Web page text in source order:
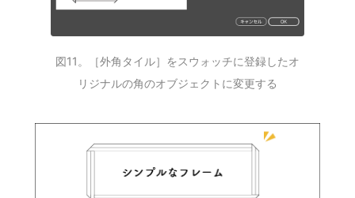
図11。［外角タイル］をスウォッチに登録したオ
リジナルの角のオブジェクトに変更する